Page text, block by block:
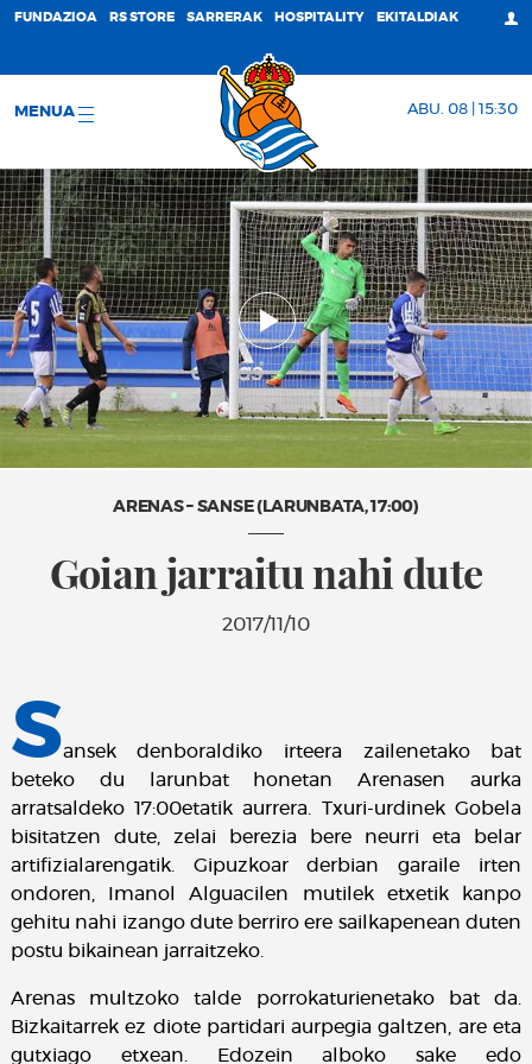
FUNDAZIOA RS STORE SARRERAK HOSPITALITY EKITALDIAK
MENUA ABU. 08 | 15:30
ARENAS – SANSE (LARUNBATA, 17:00)
Goian jarraitu nahi dute
2017/11/10
Sansek denboraldiko irteera zailenetako bat
beteko du larunbat honetan Arenasen aurka
arratsaldeko 17:00etatik aurrera. Txuri-urdinek Gobela
bisitatzen dute, zelai berezia bere neurri eta belar
artifizialarengatik. Gipuzkoar derbian garaile irten
ondoren, Imanol Alguacilen mutilek etxetik kanpo
gehitu nahi izango dute berriro ere sailkapenean duten
postu bikainean jarraitzeko.
Arenas multzoko talde porrokaturienetako bat da.
Bizkaitarrek ez diote partidari aurpegia galtzen, are eta
gutxiago etxean. Edozein alboko sake edo